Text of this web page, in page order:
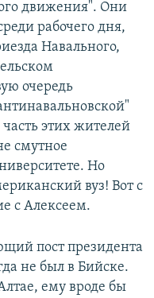
движения". Они
рабочего дня,
Навального,
очередь
этих жителей
смутное
Но
вуз! Вот с
с Алексеем.
пост президента
не был в Бийске.
ему вроде бы